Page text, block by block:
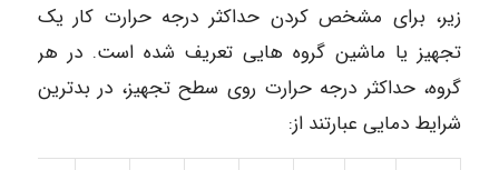
زیر، برای مشخص کردن حداکثر درجه حرارت کار یک
تجهیز یا ماشین گروه هایی تعریف شده است. در هر
گروه، حداکثر درجه حرارت روی سطح تجهیز، در بدترین
شرایط دمایی عبارتند از: